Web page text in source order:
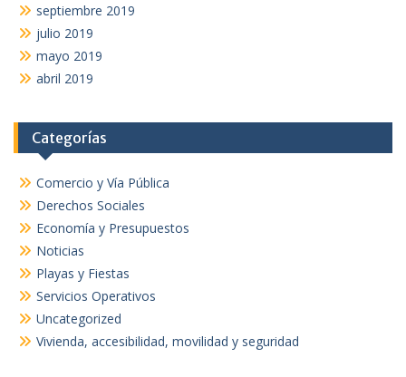
septiembre 2019
julio 2019
mayo 2019
abril 2019
Categorías
Comercio y Vía Pública
Derechos Sociales
Economía y Presupuestos
Noticias
Playas y Fiestas
Servicios Operativos
Uncategorized
Vivienda, accesibilidad, movilidad y seguridad